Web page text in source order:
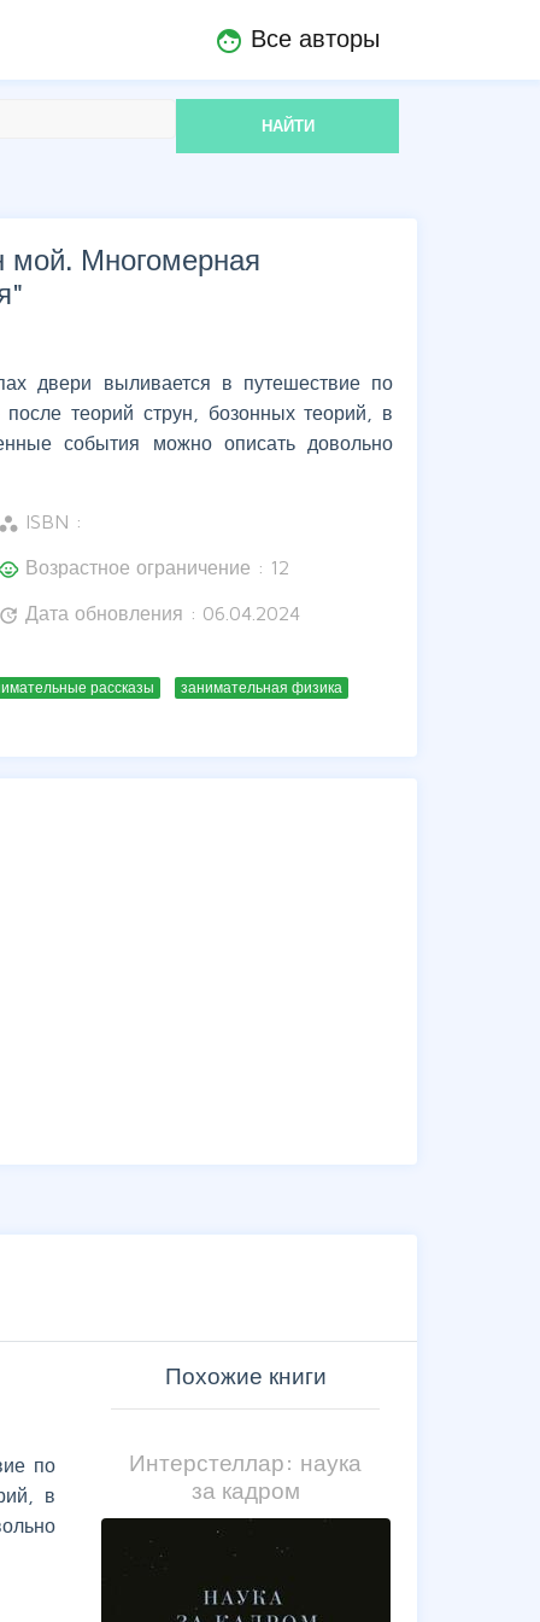
face Все авторы
НАЙТИ
мой. Многомерная
"
двери выливается в путешествие по
теорий струн, бозонных теорий, в
события можно описать довольно
workspaces ISBN :
Возрастное ограничение : 12
update Дата обновления : 06.04.2024
рассказы занимательная физика
по
в
Похожие книги
Интерстеллар: наука
за кадром